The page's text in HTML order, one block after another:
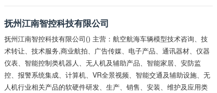
抚州江南智控科技有限公司
抚州江南智控科技有限公司() 主营：航空航海车辆模型技术咨询、技
术转让、技术服务,商业航拍、广告传媒、电子产品、通讯器材、仪器
仪表、智能控制类机器人、无人机及辅助产品、智能家居、安防监
控、报警系统集成、计算机、VR全景视频、智能交通及辅助设施、无
人机行业相关产品的软硬件研发、生产、销售、安装、维护及应用类